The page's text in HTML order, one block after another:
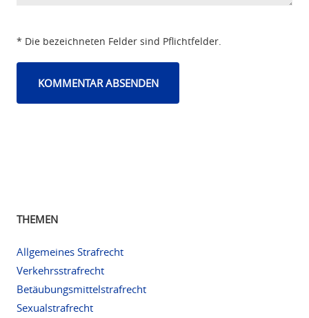
* Die bezeichneten Felder sind Pflichtfelder.
THEMEN
Allgemeines Strafrecht
Verkehrsstrafrecht
Betäubungsmittelstrafrecht
Sexualstrafrecht